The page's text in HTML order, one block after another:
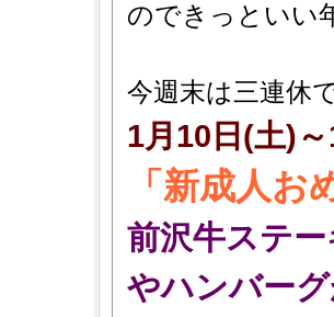
のできっとい
今週末は三連休
1月10日(土)
「新成人
前沢牛ステ
やハンバー